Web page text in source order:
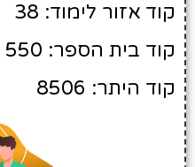
קוד אזור לימוד: 38
קוד בית הספר: 550
קוד היתר: 8506